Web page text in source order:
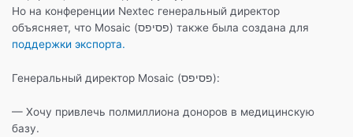
Но на конференции Nextec генеральный директор
объясняет, что Mosaic (פסיפס) также была создана для
поддержки экспорта.
Генеральный директор Mosaic (פסיפס):
— Хочу привлечь полмиллиона доноров в медицинскую
базу.